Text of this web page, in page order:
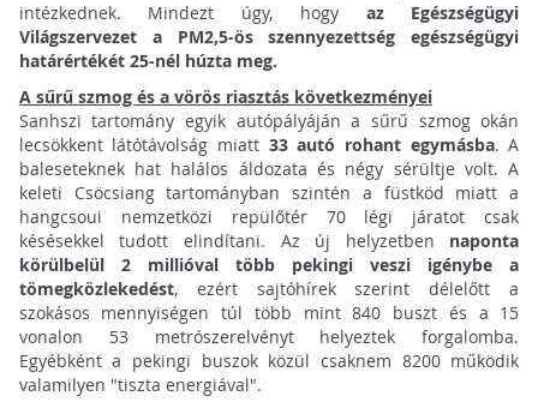
intézkednek. Mindezt úgy, hogy az Egészségügyi
Világszervezet a PM2,5-ös szennyezettség egészségügyi
határértékét 25-nél húzta meg.
A sűrű szmog és a vörös riasztás következményei
Sanhszi tartomány egyik autópályáján a sűrű szmog okán
lecsökkent látótávolság miatt 33 autó rohant egymásba. A
baleseteknek hat halálos áldozata és négy sérültje volt. A
keleti Csöcsiang tartományban szintén a füstköd miatt a
hangcsoui nemzetközi repülőtér 70 légi járatot csak
késésekkel tudott elindítani. Az új helyzetben naponta
körülbelül 2 millióval több pekingi veszi igénybe a
tömegközlekedést, ezért sajtóhírek szerint délelőtt a
szokásos mennyiségen túl több mint 840 buszt és a 15
vonalon 53 metrószerelvényt helyeztek forgalomba.
Egyébként a pekingi buszok közül csaknem 8200 működik
valamilyen "tiszta energiával".